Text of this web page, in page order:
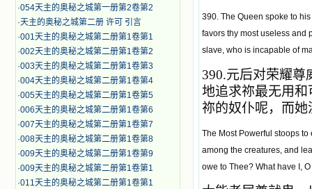
·054天主的奥秘之城第一册第2卷第2
·天主的奥秘之城第二册 许可 引言
·001天主的奥秘之城第二册第1卷第1
·002天主的奥秘之城第二册第1卷第2
·003天主的奥秘之城第二册第1卷第3
·004天主的奥秘之城第二册第1卷第4
·005天主的奥秘之城第二册第1卷第5
·006天主的奥秘之城第二册第1卷第6
·007天主的奥秘之城第二册第1卷第7
·008天主的奥秘之城第二册第1卷第8
·009天主的奥秘之城第二册第1卷第9
·009天主的奥秘之城第二册第1卷第1
·011天主的奥秘之城第二册第1卷第1
390. The Queen spoke to
favors thy most useless and
slave, who is incapable of
390.元后对荣耀尊
地追求祢最无用
祢的奴仆呢，而
The Most Powerful stoops
among the creatures, and
owe to Thee? What have I,